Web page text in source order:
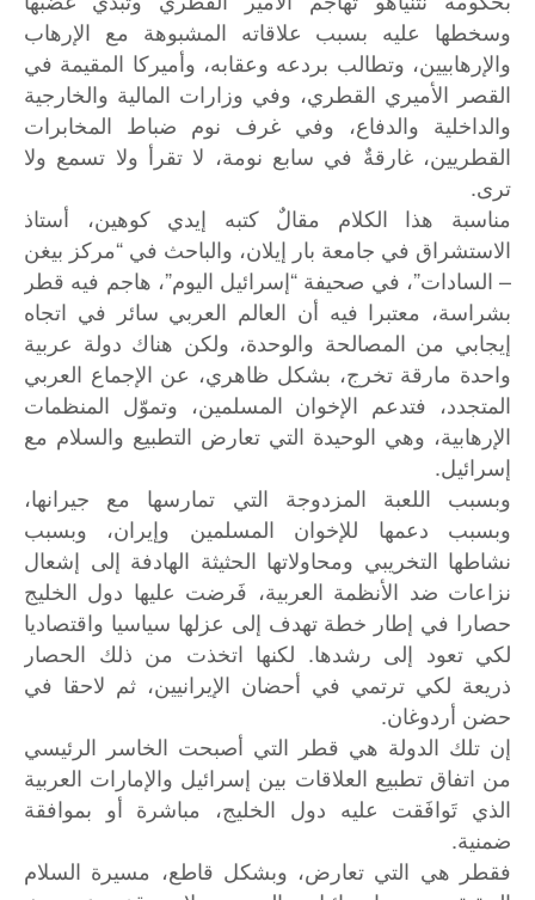
وسخطها عليه بسبب علاقاته المشبوهة مع الإرهاب
والإرهابيين، وتطالب بردعه وعقابه، وأميركا المقيمة في
القصر الأميري القطري، وفي وزارات المالية والخارجية
والداخلية والدفاع، وفي غرف نوم ضباط المخابرات
القطريين، غارقةٌ في سابع نومة، لا تقرأ ولا تسمع ولا
ترى.
مناسبة هذا الكلام مقالٌ كتبه إيدي كوهين، أستاذ
الاستشراق في جامعة بار إيلان، والباحث في “مركز بيغن
– السادات”، في صحيفة “إسرائيل اليوم”، هاجم فيه قطر
بشراسة، معتبرا فيه أن العالم العربي سائر في اتجاه
إيجابي من المصالحة والوحدة، ولكن هناك دولة عربية
واحدة مارقة تخرج، بشكل ظاهري، عن الإجماع العربي
المتجدد، فتدعم الإخوان المسلمين، وتموّل المنظمات
الإرهابية، وهي الوحيدة التي تعارض التطبيع والسلام مع
إسرائيل.
وبسبب اللعبة المزدوجة التي تمارسها مع جيرانها،
وبسبب دعمها للإخوان المسلمين وإيران، وبسبب
نشاطها التخريبي ومحاولاتها الحثيثة الهادفة إلى إشعال
نزاعات ضد الأنظمة العربية، فَرضت عليها دول الخليج
حصارا في إطار خطة تهدف إلى عزلها سياسيا واقتصاديا
لكي تعود إلى رشدها. لكنها اتخذت من ذلك الحصار
ذريعة لكي ترتمي في أحضان الإيرانيين، ثم لاحقا في
حضن أردوغان.
إن تلك الدولة هي قطر التي أصبحت الخاسر الرئيسي
من اتفاق تطبيع العلاقات بين إسرائيل والإمارات العربية
الذي تَوافَقت عليه دول الخليج، مباشرة أو بموافقة
ضمنية.
فقطر هي التي تعارض، وبشكل قاطع، مسيرة السلام